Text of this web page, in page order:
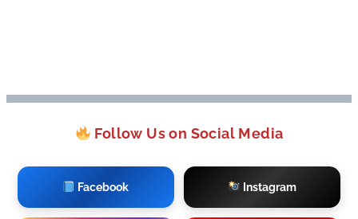
Follow Us on Social Media
Facebook Instagram